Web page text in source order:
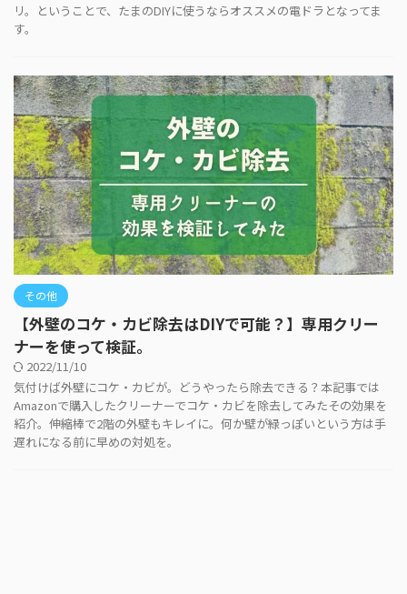
リ。ということで、たまのDIYに使うならオススメの電ドラとなってま
す。
その他
【外壁のコケ・カビ除去はDIYで可能？】専用クリー
ナーを使って検証。
2022/11/10
気付けば外壁にコケ・カビが。どうやったら除去できる？本記事では
Amazonで購入したクリーナーでコケ・カビを除去してみたその効果を
紹介。伸縮棒で2階の外壁もキレイに。何か壁が緑っぽいという方は手
遅れになる前に早めの対処を。